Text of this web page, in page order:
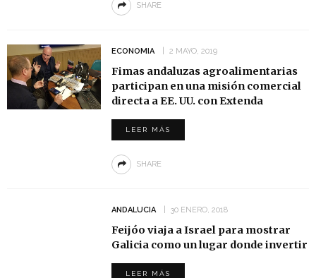
SHARE
ECONOMIA 2 MAYO, 2019
Fimas andaluzas agroalimentarias
participan en una misión comercial
directa a EE. UU. con Extenda
LEER MÁS
SHARE
ANDALUCIA 30 ENERO, 2018
Feijóo viaja a Israel para mostrar
Galicia como un lugar donde invertir
LEER MÁS